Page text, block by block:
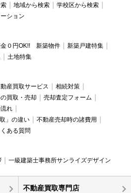
地域から検索
学校区から検索
ション
０円OK!! 新築物件
新築戸建特集
土地特集
産買取サービス
相続対策
買取・売却
売却査定フォーム
れ
」の違い
不動産売却時の諸費用
くある質問
一級建築士事務所サンライズデザイン
不動産買取専門店